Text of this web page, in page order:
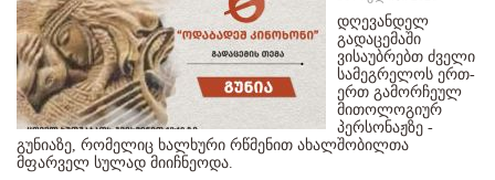
დღევანდელ
გადაცემაში
ვისაუბრებთ ძველი
სამეგრელოს ერთ-
ერთ გამორჩეულ
მითოლოგიურ
პერსონაჟზე -
გუნიაზე, რომელიც ხალხური რწმენით ახალშობილთა
მფარველ სულად მიიჩნეოდა.